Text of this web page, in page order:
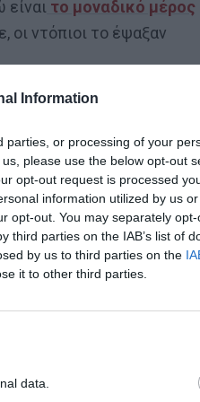
Information
parties, or processing of your
please use the below opt-out
opt-out request is processed
information utilized by us
opt-out. You may separately
third parties on the IAB’s list of
by us to third parties on the
it to other third parties.
data.
το μοναδικό μέρος
οι ντόπιοι το έψαξαν
και κρεατικά.
κυρίως ως βάση το
θα σου μιλήσουμε για
Όμως στη Λέρο, όποιος
Δεν ήταν αρχικά